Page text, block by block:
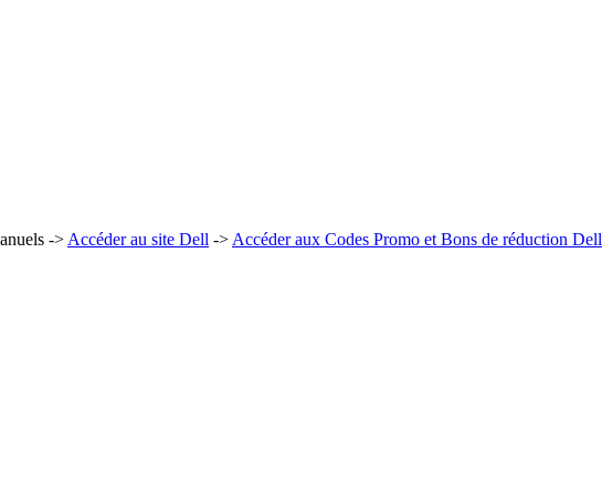
-> Accéder au site Dell -> Accéder aux Codes Promo et Bons de réduction Dell